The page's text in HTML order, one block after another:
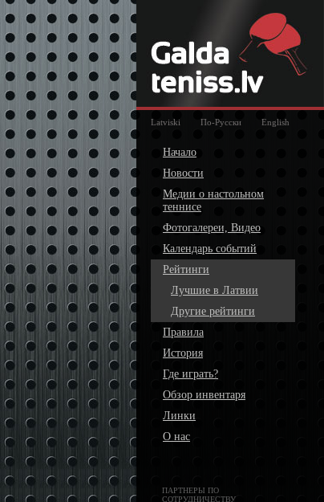
Latviski По-Русски English
Начало
Новости
Медии о настольном
теннисе
Фотогалереи, Видео
Календарь событий
Рейтинги
Лучшие в Латвии
Другие рейтинги
Правила
История
Где играть?
Обзор инвентаря
Линки
О нас
ПАРТНЕРЫ ПО
СОТРУДНИЧЕСТВУ